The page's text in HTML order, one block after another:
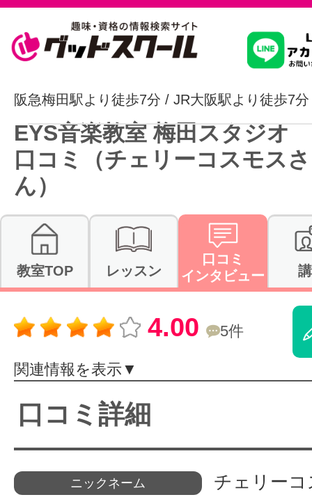
習いたいこ
スクールを
駅・路線か
通信講座を
体験レッス
特集をみる
阪急梅田駅より徒歩7分 / JR大阪駅より徒歩7
EYS音楽教室 梅田スタジオ
口コミ（チェリーコスモスさ
ん）
教室TOP レッスン
口コミ
インタビュー
4.00 5件
関連情報を表示▼
口コミ詳細
ニックネーム チェリー